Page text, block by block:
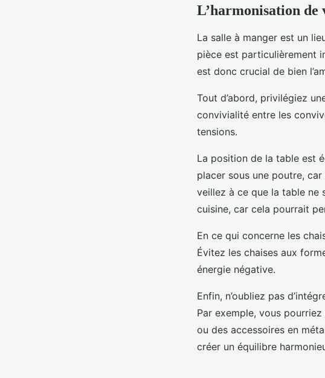
L’harmonisation de
La salle à manger est un
pièce est particulièrement
est donc crucial de bien
Tout d’abord, privilégiez
convivialité entre les
tensions.
La position de la table est
placer sous une poutre,
veillez à ce que la table ne
cuisine, car cela pourrait
En ce qui concerne les
Évitez les chaises aux
énergie négative.
Enfin, n’oubliez pas
Par exemple, vous
ou des accessoires en
créer un équilibre